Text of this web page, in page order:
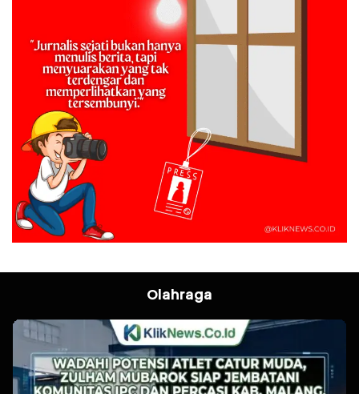
Olahraga